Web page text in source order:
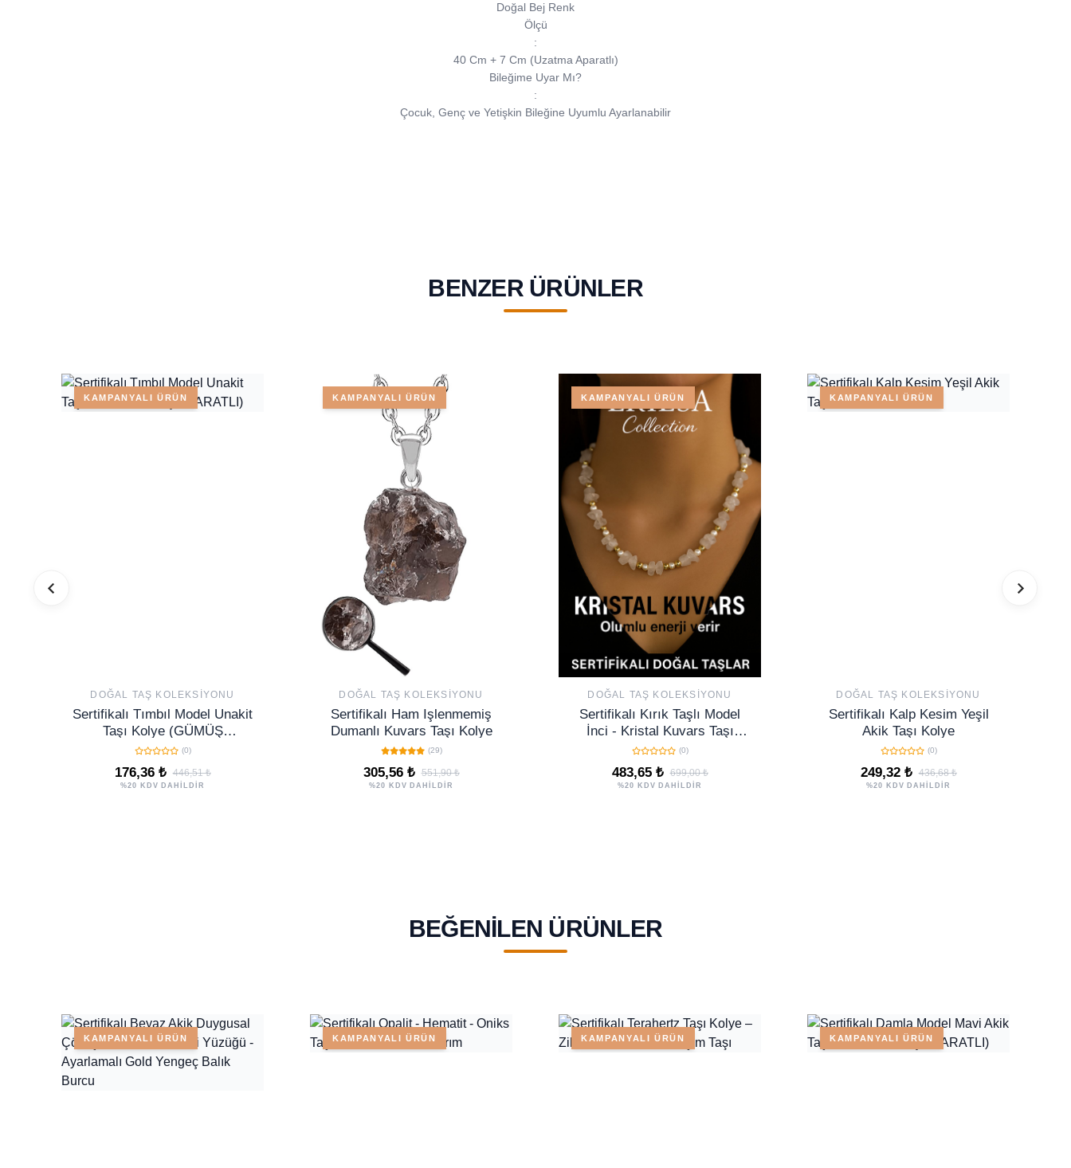
Doğal Bej Renk
Ölçü
:
40 Cm + 7 Cm (Uzatma Aparatlı)
Bileğime Uyar Mı?
:
Çocuk, Genç ve Yetişkin Bileğine Uyumlu Ayarlanabilir
BENZER ÜRÜNLER
KAMPANYALI ÜRÜN
DOĞAL TAŞ KOLEKSIYONU
Sertifikalı Tımbıl Model Unakit
Taşı Kolye (GÜMÜŞ
APARATLI)
(0)
176,36 ₺ 446,51 ₺
%20 KDV DAHİLDİR
KAMPANYALI ÜRÜN
DOĞAL TAŞ KOLEKSIYONU
Sertifikalı Ham Işlenmemiş
Dumanlı Kuvars Taşı Kolye
(29)
305,56 ₺ 551,90 ₺
%20 KDV DAHİLDİR
KAMPANYALI ÜRÜN
DOĞAL TAŞ KOLEKSIYONU
Sertifikalı Kırık Taşlı Model
İnci - Kristal Kuvars Taşı
Kolye (0)
483,65 ₺ 699,00 ₺
%20 KDV DAHİLDİR
KAMPANYALI ÜRÜN
DOĞAL TAŞ KOLEKSIYONU
Sertifikalı Kalp Kesim Yeşil
Akik Taşı Kolye
(0)
249,32 ₺ 436,68 ₺
%20 KDV DAHİLDİR
BEĞENILEN ÜRÜNLER
KAMPANYALI ÜRÜN KAMPANYALI ÜRÜN KAMPANYALI ÜRÜN KAMPANYALI ÜRÜN